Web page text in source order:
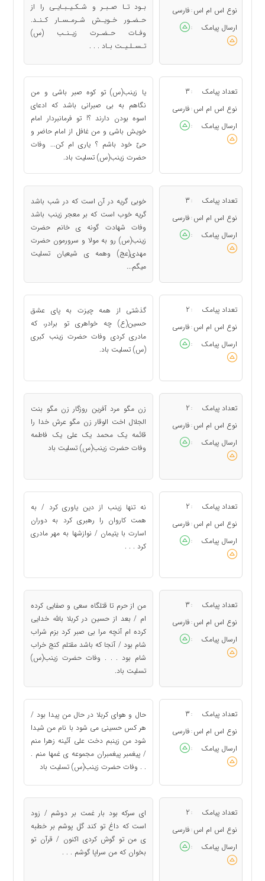
نوع اس ام اس : فارسی
ارسال پیامک
:
بـود تـا صـبـر و شـکـیـبـایـی را از
حـضـور خـویـش شـرمـسـار کـنـد.
وفـات حـضـرت زیـنـب (س)
تـسـلـیـت بـاد . . .
تعداد پیامک :
3
نوع اس ام اس : فارسی
ارسال پیامک
:
یا ﺯﯾﻨﺐ(ﺱ) ﺗﻮ ﮐﻮﻩ ﺻﺒﺮ ﺑﺎﺷﯽ ﻭ ﻣﻦ
ﻧﮕﺎﻫﻢ ﺑﻪ ﺑﯽ ﺻﺒﺮﺍﻧﯽ ﺑﺎﺷﺪ ﮐﻪ ﺍﺩﻋﺎﯼ
ﺍﺳﻮﻩ ﺑﻮﺩﻥ ﺩﺍﺭﻧﺪ ؟! ﺗﻮ ﻓﺮﻣﺎﻧﺒﺮﺩﺍﺭ ﺍﻣﺎﻡ
ﺧﻮﯾﺶ ﺑﺎﺷﯽ ﻭ ﻣﻦ ﻏﺎﻓﻞ ﺍﺯ ﺍﻣﺎﻡ ﺣﺎﺿﺮ ﻭ
ﺣﯽّ ﺧﻮﺩ ﺑﺎﺷﻢ ؟ ﯾﺎﺭﯼ ﺍﻡ ﮐﻦ... ﻭﻓﺎﺕ
ﺣﻀﺮﺕ ﺯﯾﻨﺐ(س) ﺗﺴﻠﯿﺖ ﺑﺎﺩ.
تعداد پیامک :
3
نوع اس ام اس : فارسی
ارسال پیامک
:
خوبی گریه در آن است که در شب باشد
گریه خوب است که بر معجر زینب باشد
وفات شهادت گونه ی خانم حضرت
زینب(س) رو به مولا و سرورمون حضرت
مهدی(عج) وهمه ی شیعیان تسلیت
میگم...
تعداد پیامک :
2
نوع اس ام اس : فارسی
ارسال پیامک
:
گذشتی از همه چیزت به پای عشق
حسین(ع) چه خواهری تو برادر، که
مادری کردی وفات حضرت زینب کبری
(س) تسلیت باد.
تعداد پیامک :
2
نوع اس ام اس : فارسی
ارسال پیامک
:
زن مگو مرد آفرین روزگار زن مگو بنت
الجلال اخت الوقار زن مگو عرش خدا را
قائمه یک محمد یک علی یک فاطمه
وفات حضرت زینب(س) تسلیت باد
تعداد پیامک :
2
نوع اس ام اس : فارسی
ارسال پیامک
:
نه تنها زینب از دین یاوری کرد / به
همت کاروان را رهبری کرد به دوران
اسارت با یتیمان / نوازشها به مهر مادری
کرد . . .
تعداد پیامک :
3
نوع اس ام اس : فارسی
ارسال پیامک
:
من از حرم تا قتلگاه سعی و صفایی کرده
ام / بعد از حسین در کربلا بالله خدایی
کرده ام آنچه مرا بی صبر کرد بزم شراب
شام بود / آنجا که باشد مقتلم کنج خراب
شام بود . . . وفات حضرت زینب(س)
تسلیت باد.
تعداد پیامک :
3
نوع اس ام اس : فارسی
ارسال پیامک
:
حال و هوای کربلا در حال من پیدا بود /
هر کس حسینی می شود با نام من شیدا
شود من زینبم دخت علی آئینه زهرا منم
/ پیغمبر پیغمبران مجموعه ی غمها منم .
. . وفات حضرت زینب(س) تسلیت باد
تعداد پیامک :
2
نوع اس ام اس : فارسی
ارسال پیامک
:
ای سرکه بود بار غمت بر دوشم / زود
است که داغ تو کند گل پوشم بر خطبه
ی من تو گوش کردی اکنون / قرآن تو
بخوان که من سراپا گوشم . . .